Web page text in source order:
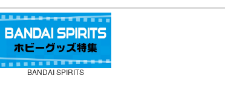
女友達は頼めば意外とヤらせてく
れる 8
HELL’o WORK！～賽の河原で積
BANDAI SPIRITS